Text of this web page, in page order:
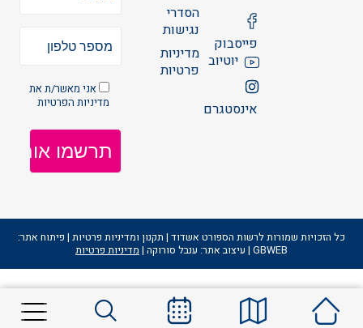
פייסבוק
יוטיוב
אינסטגרם
הסדרי
נגישות
מדיניות
פרטיות
אני מאשר/ת את
מדיניות הפרטיות
כל הזכויות שמורות לרשות הספורט אשדוד | תקנון ומדיניות פרטיות | פיתוח אתר:
GBWEB | עיצוב אתר: ענבל סורוקה |
מדיניות פרטיות